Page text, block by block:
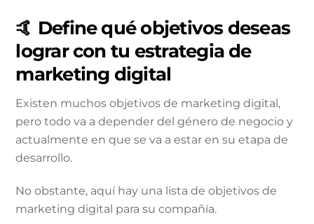
🤙 Define qué objetivos deseas
lograr con tu estrategia de
marketing digital
Existen muchos objetivos de marketing digital,
pero todo va a depender del género de negocio y
actualmente en que se va a estar en su etapa de
desarrollo.
No obstante, aquí hay una lista de objetivos de
marketing digital para su compañía.